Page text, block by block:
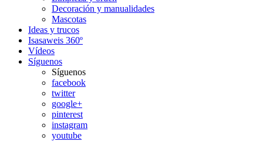
Decoración y manualidades
Mascotas
Ideas y trucos
Isasaweis 360º
Vídeos
Síguenos
Síguenos
facebook
twitter
google+
pinterest
instagram
youtube